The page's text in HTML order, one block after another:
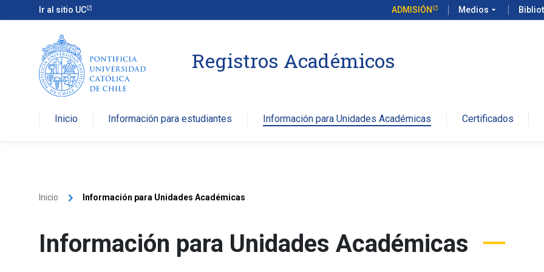
Ir al sitio UC ADMISIÓN Medios arrow_drop_down
Registros Académicos
Inicio Información para estudiantes Información para Unidades Académicas Certificados
Inicio keyboard_arrow_right Información para Unidades Académicas
Información para Unidades Académicas